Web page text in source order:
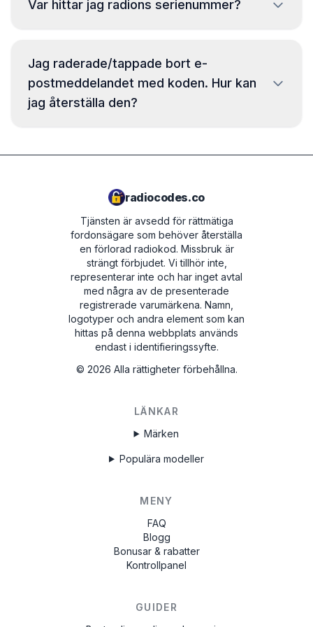
beställningssupporten.
Opel, Chrysler, Jeep, Dodge, Mercedes, Nissan,
tillgänglighet.
Var hittar jag radions serienummer?
För att läsa det måste du ta bort radion från
instrumentbrädan. I vissa modeller kan numret
visas på radioskärmen - detaljerade
instruktioner finns på kodåterställningssidan för
Jag raderade/tappade bort e-
postmeddelandet med koden. Hur kan
jag återställa den?
kundpanel. Logga in med den e-postadress du
beställningsdetaljer inklusive radiokoden.
radiocodes.co
Tjänsten är avsedd för rättmätiga
fordonsägare som behöver återställa
en förlorad radiokod. Missbruk är
strängt förbjudet. Vi tillhör inte,
representerar inte och har inget avtal
med några av de presenterade
registrerade varumärkena. Namn,
logotyper och andra element som kan
hittas på denna webbplats används
endast i identifieringssyfte.
© 2026 Alla rättigheter förbehållna.
LÄNKAR
Märken
Populära modeller
MENY
FAQ
Blogg
Bonusar & rabatter
Kontrollpanel
GUIDER